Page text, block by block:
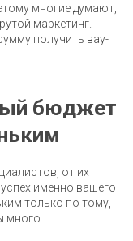
многие думают,
маркетинг.
получить вау-
бюджет
от их
именно вашего
только по тому,
много